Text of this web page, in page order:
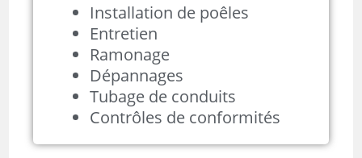
Installation de poêles
Entretien
Ramonage
Dépannages
Tubage de conduits
Contrôles de conformités